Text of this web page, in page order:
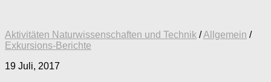
Aktivitäten Naturwissenschaften und Technik /Allgemein /
Exkursions-Berichte
19 Juli, 2017